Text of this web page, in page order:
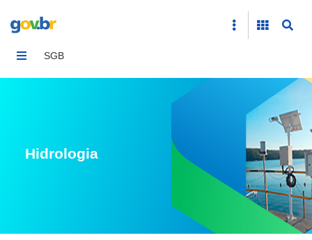
SGB
Hidrologia